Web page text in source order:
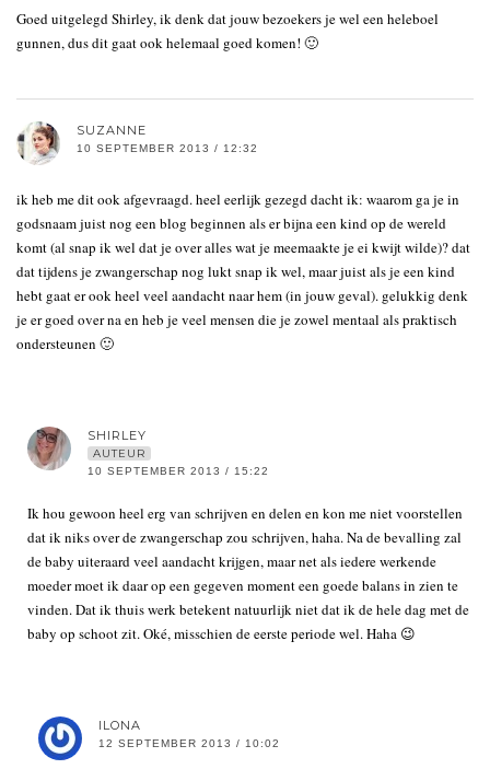
Goed uitgelegd Shirley, ik denk dat jouw bezoekers je wel een heleboel
gunnen, dus dit gaat ook helemaal goed komen! 🙂
SUZANNE
10 SEPTEMBER 2013 / 12:32
ik heb me dit ook afgevraagd. heel eerlijk gezegd dacht ik: waarom ga je in
godsnaam juist nog een blog beginnen als er bijna een kind op de wereld
komt (al snap ik wel dat je over alles wat je meemaakte je ei kwijt wilde)? dat
dat tijdens je zwangerschap nog lukt snap ik wel, maar juist als je een kind
hebt gaat er ook heel veel aandacht naar hem (in jouw geval). gelukkig denk
je er goed over na en heb je veel mensen die je zowel mentaal als praktisch
ondersteunen 🙂
SHIRLEY
AUTEUR
10 SEPTEMBER 2013 / 15:22
Ik hou gewoon heel erg van schrijven en delen en kon me niet voorstellen
dat ik niks over de zwangerschap zou schrijven, haha. Na de bevalling zal
de baby uiteraard veel aandacht krijgen, maar net als iedere werkende
moeder moet ik daar op een gegeven moment een goede balans in zien te
vinden. Dat ik thuis werk betekent natuurlijk niet dat ik de hele dag met de
baby op schoot zit. Oké, misschien de eerste periode wel. Haha 😉
ILONA
12 SEPTEMBER 2013 / 10:02